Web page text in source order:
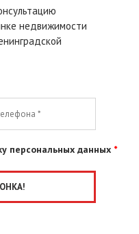
недвижимости
персональных данных *